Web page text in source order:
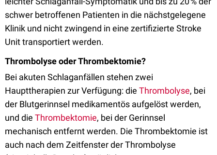
schwer betroffenen Patienten in die nächstgelegene
Klinik und nicht zwingend in eine zertifizierte Stroke
Unit transportiert werden.
Thrombolyse oder Thrombektomie?
Bei akuten Schlaganfällen stehen zwei
Haupttherapien zur Verfügung: die Thrombolyse, bei
der Blutgerinnsel medikamentös aufgelöst werden,
und die Thrombektomie, bei der Gerinnsel
mechanisch entfernt werden. Die Thrombektomie ist
auch nach dem Zeitfenster der Thrombolyse